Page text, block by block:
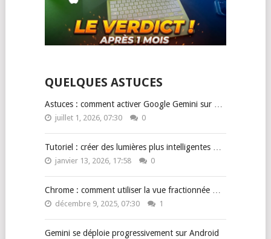
QUELQUES ASTUCES
Astuces : comment activer Google Gemini sur …
juillet 1, 2026, 07:30 0
Tutoriel : créer des lumières plus intelligentes …
janvier 13, 2026, 17:58 0
Chrome : comment utiliser la vue fractionnée …
décembre 9, 2025, 07:30 1
Gemini se déploie progressivement sur Android